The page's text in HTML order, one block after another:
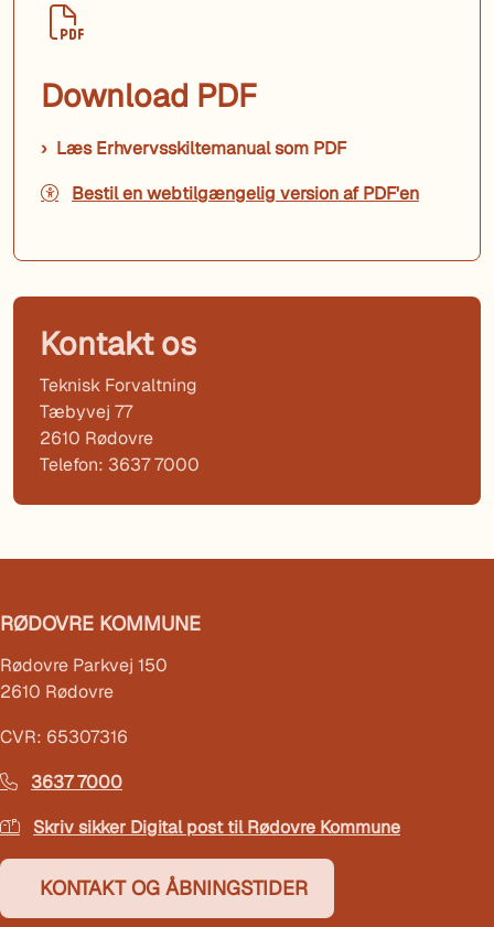
Download PDF
Læs Erhvervsskiltemanual som PDF
Bestil en webtilgængelig version af PDF'en
Kontakt os
Teknisk Forvaltning
Tæbyvej 77
2610 Rødovre
Telefon: 3637 7000
RØDOVRE KOMMUNE
Rødovre Parkvej 150
2610 Rødovre
CVR: 65307316
3637 7000
Skriv sikker Digital post til Rødovre Kommune
KONTAKT OG ÅBNINGSTIDER